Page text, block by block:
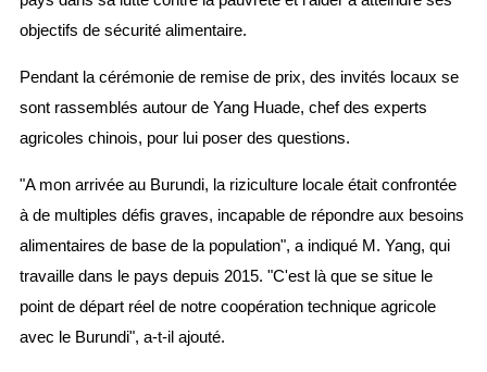
objectifs de sécurité alimentaire.
Pendant la cérémonie de remise de prix, des invités locaux se
sont rassemblés autour de Yang Huade, chef des experts
agricoles chinois, pour lui poser des questions.
"A mon arrivée au Burundi, la riziculture locale était confrontée
à de multiples défis graves, incapable de répondre aux besoins
alimentaires de base de la population", a indiqué M. Yang, qui
travaille dans le pays depuis 2015. "C'est là que se situe le
point de départ réel de notre coopération technique agricole
avec le Burundi", a-t-il ajouté.